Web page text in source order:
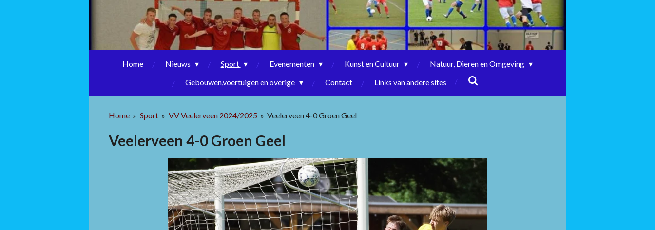
Home Nieuws Sport Evenementen Kunst en Cultuur
Natuur, Dieren en Omgeving
Gebouwen,voertuigen en overige
Contact Links van andere sites
Home » Sport » VV Veelerveen 2024/2025 » Veelerveen 4-0 Groen Geel
Veelerveen 4-0 Groen Geel